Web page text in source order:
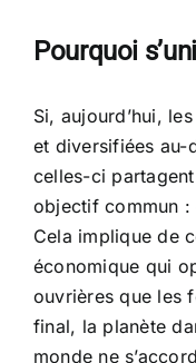
Pourquoi
Si, aujourd’hui,
et diversifiées au-
celles-ci
objectif commun
Cela implique de
économique qui
ouvrières que les
final, la planète
monde ne